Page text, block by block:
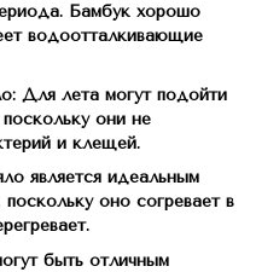
Бамбук хорошо
водоотталкивающие
Для лета могут подойти
они не
и клещей.
является идеальным
оно согревает в
быть отличным